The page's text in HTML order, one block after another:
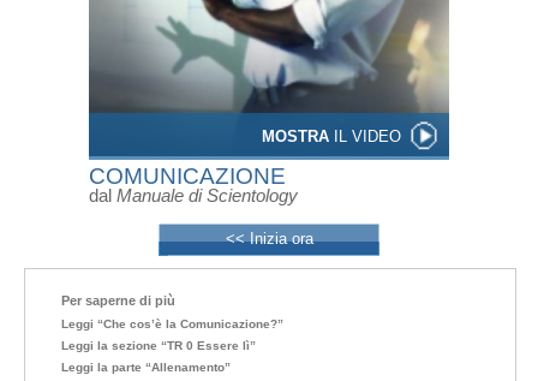
MOSTRA IL VIDEO
COMUNICAZIONE
dal Manuale di Scientology
<< Inizia ora
Per saperne di più
Leggi “Che cos’è la Comunicazione?”
Leggi la sezione “TR 0 Essere lì”
Leggi la parte “Allenamento”